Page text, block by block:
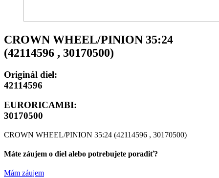
CROWN WHEEL/PINION 35:24
(42114596 , 30170500)
Originál diel:
42114596
EURORICAMBI:
30170500
CROWN WHEEL/PINION 35:24 (42114596 , 30170500)
Máte záujem o diel alebo potrebujete poradiť?
Mám záujem